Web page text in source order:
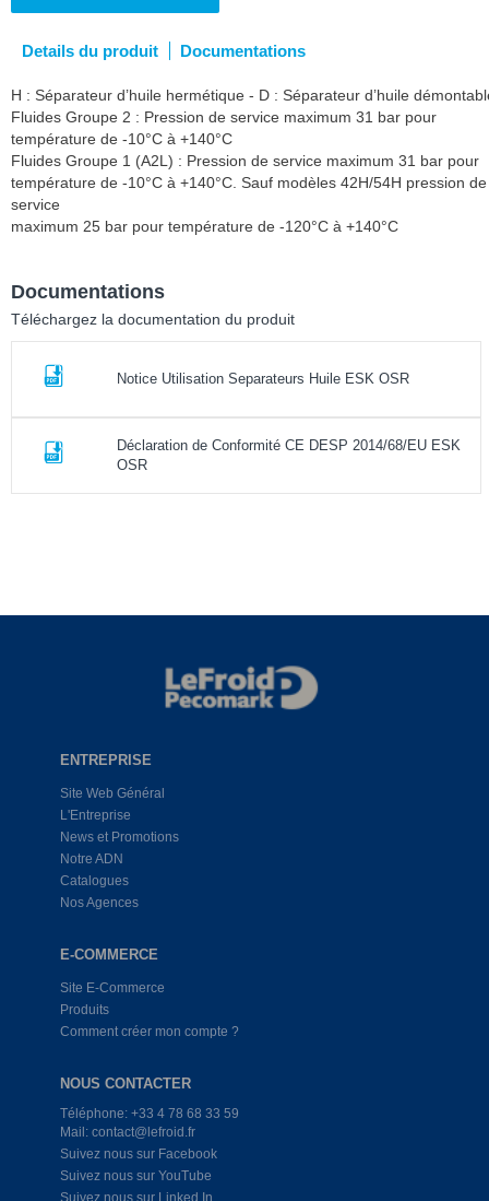
Details du produit Documentations
H : Séparateur d’huile hermétique - D : Séparateur d’huile
Fluides Groupe 2 : Pression de service maximum 31 bar pour
température de -10°C à +140°C
Fluides Groupe 1 (A2L) : Pression de service maximum 31 bar pour
température de -10°C à +140°C. Sauf modèles 42H/54H pression de
service
maximum 25 bar pour température de -120°C à +140°C
Documentations
Téléchargez la documentation du produit
Notice Utilisation Separateurs Huile ESK OSR
Déclaration de Conformité CE DESP 2014/68/EU ESK
OSR
ENTREPRISE
Site Web Général
L'Entreprise
News et Promotions
Notre ADN
Catalogues
Nos Agences
E-COMMERCE
Site E-Commerce
Produits
Comment créer mon compte ?
NOUS CONTACTER
Téléphone: +33 4 78 68 33 59
Mail: contact@lefroid.fr
Suivez nous sur Facebook
Suivez nous sur YouTube
Suivez nous sur Linked In